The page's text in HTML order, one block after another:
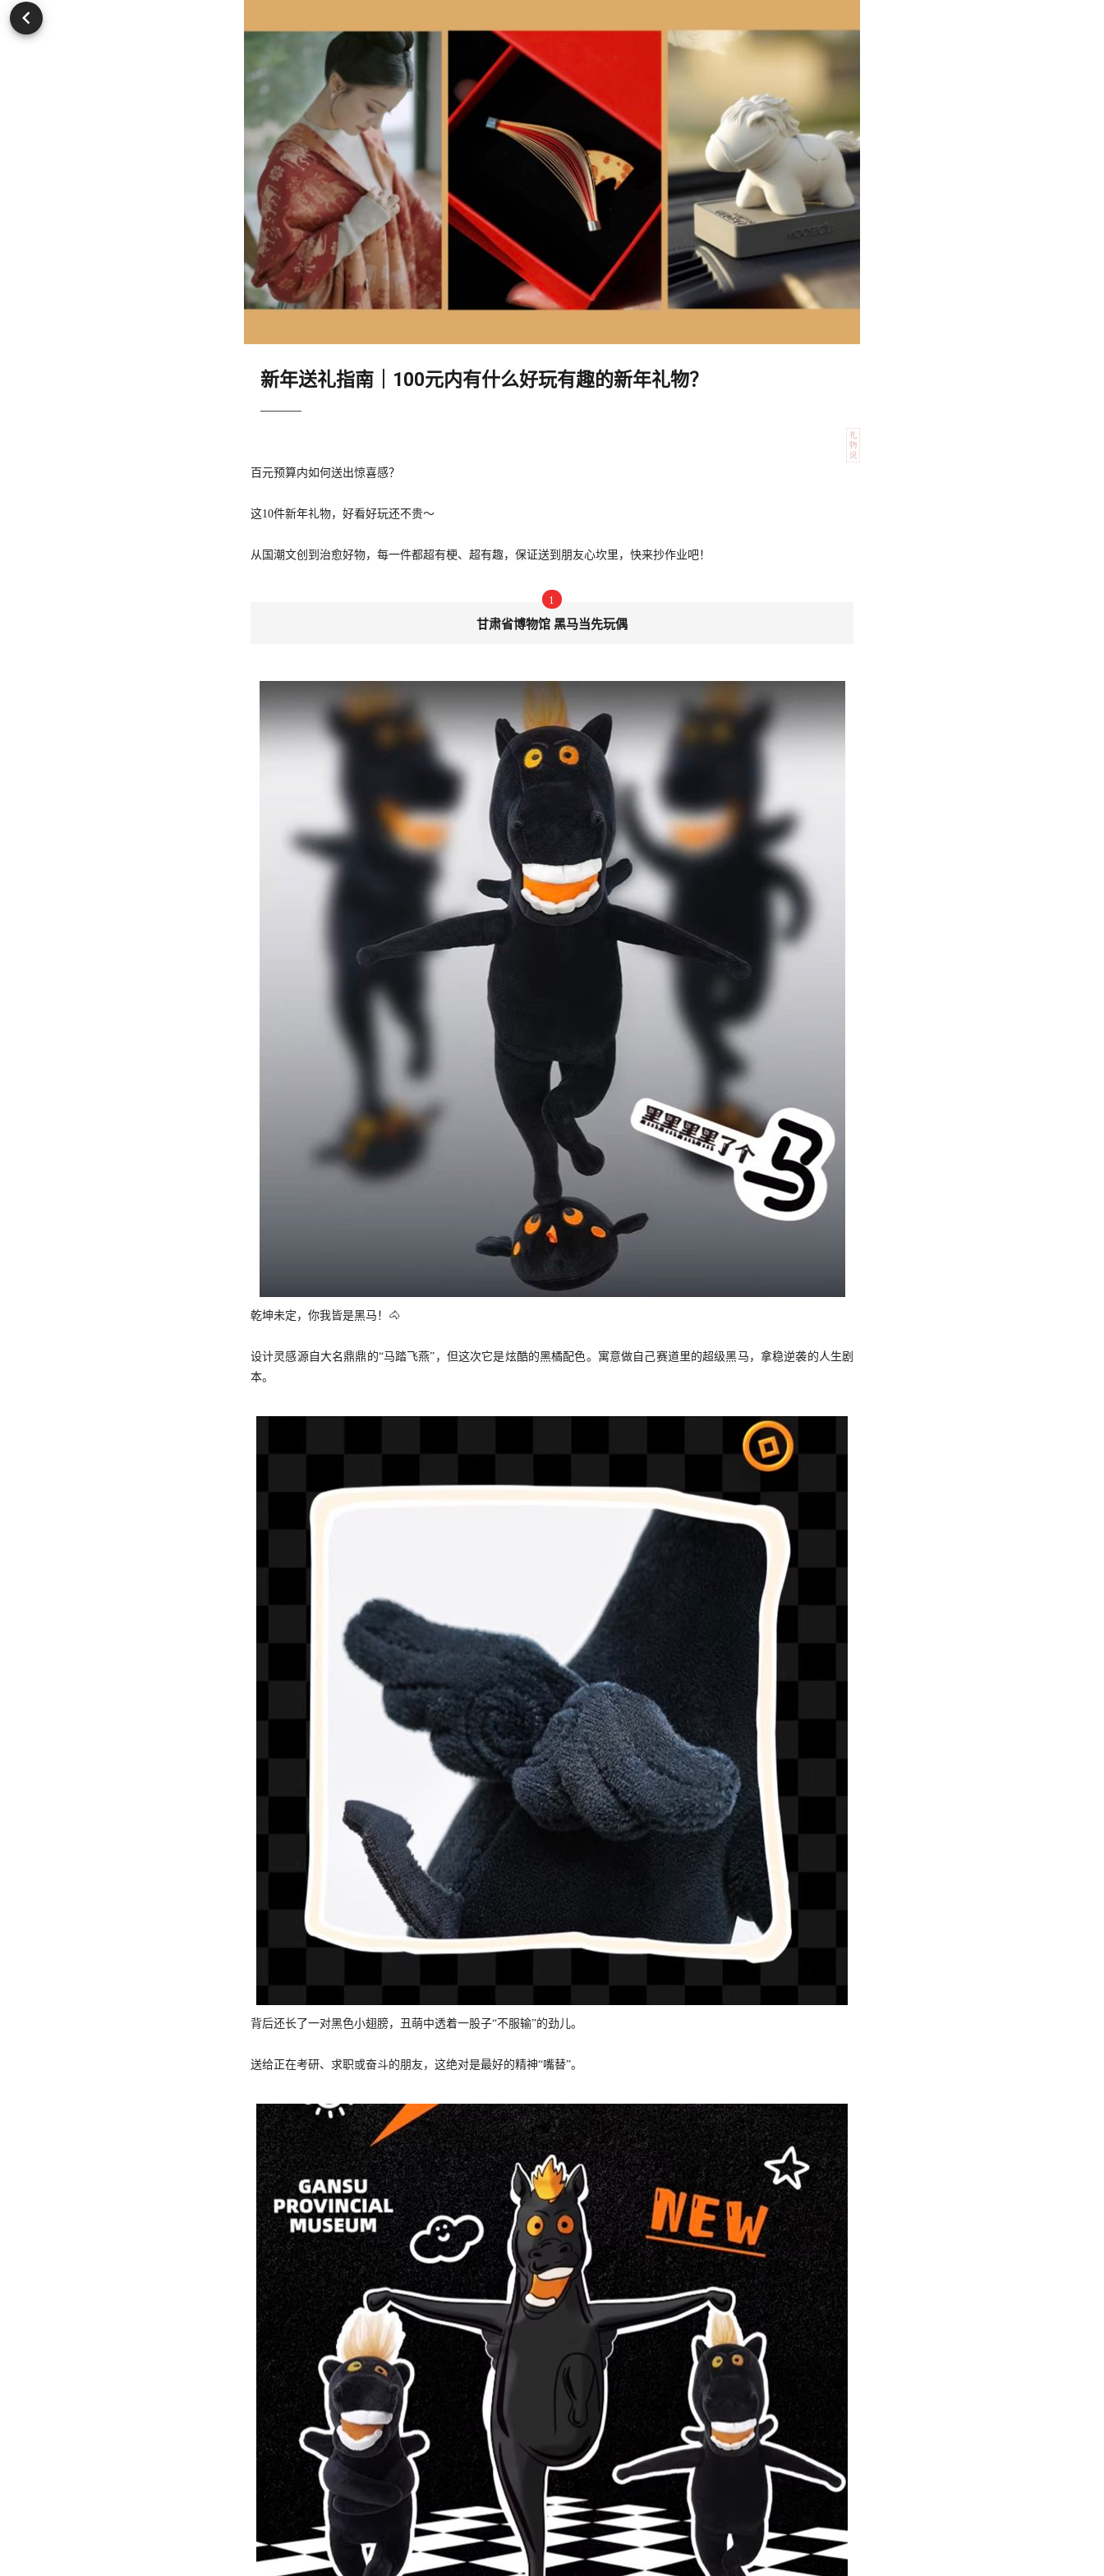
新年送礼指南｜100元内有什么好玩有趣的新年礼物？
百元预算内如何送出惊喜感？
这10件新年礼物，好看好玩还不贵～
从国潮文创到治愈好物，每一件都超有梗、超有趣，保证送到朋友心坎里，快来抄作业吧！
1
甘肃省博物馆 黑马当先玩偶
乾坤未定，你我皆是黑马！🐴
设计灵感源自大名鼎鼎的“马踏飞燕”，但这次它是炫酷的黑橘配色。寓意做自己赛道里的超级黑马，拿稳逆袭的人生剧
本。
背后还长了一对黑色小翅膀，丑萌中透着一股子“不服输”的劲儿。
送给正在考研、求职或奋斗的朋友，这绝对是最好的精神“嘴替”。